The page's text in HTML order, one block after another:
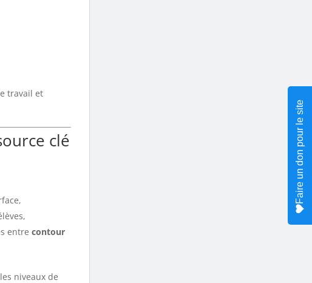
travail et
clé
entre contour
niveaux de
Faire un don pour le site